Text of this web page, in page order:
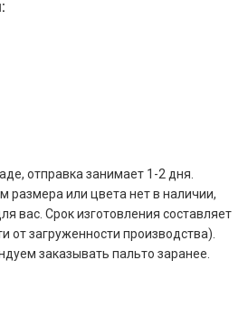
отправка занимает 1-2 дня.
размера или цвета нет в наличии,
вас. Срок изготовления составляет
от загруженности производства).
заказывать пальто заранее.